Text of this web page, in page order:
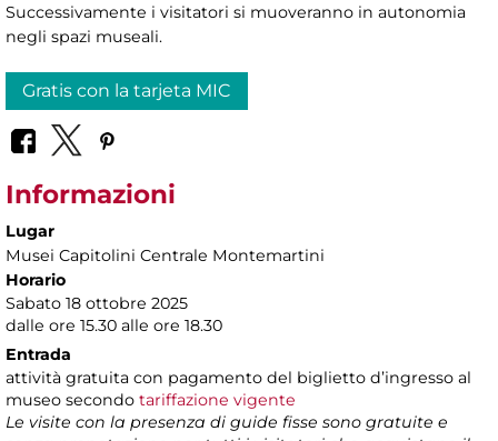
Successivamente i visitatori si muoveranno in autonomia
negli spazi museali.
Gratis con la tarjeta MIC
Informazioni
Lugar
Musei Capitolini Centrale Montemartini
Horario
Sabato 18 ottobre 2025
dalle ore 15.30 alle ore 18.30
Entrada
attività gratuita con pagamento del biglietto d’ingresso al
museo secondo tariffazione vigente
Le visite con la presenza di guide fisse sono gratuite e